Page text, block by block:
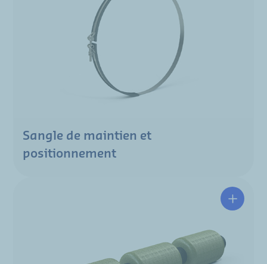
Sangle de maintien et
positionnement